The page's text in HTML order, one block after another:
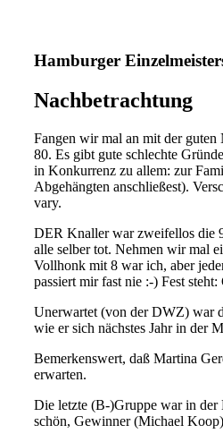
Hamburger
Nachbetrachtung
Fangen wir mal an mit der guten
80. Es gibt gute schlechte
in Konkurrenz zu allem: zur
Abgehängten anschließest).
vary.
DER Knaller war zweifellos die
alle selber tot. Nehmen wir mal
Vollhonk mit 8 war ich, aber
passiert mir fast nie :-) Fest
Unerwartet (von der DWZ) war
wie er sich nächstes Jahr in der
Bemerkenswert, daß Martina
erwarten.
Die letzte (B-)Gruppe war in der
schön, Gewinner (Michael